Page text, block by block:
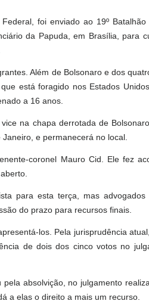
foi enviado ao 19º
da Papuda, em Brasília, para
Além de Bolsonaro e dos
está foragido nos Estados
a 16 anos.
na chapa derrotada de
e permanecerá no local.
coronel Mauro Cid. Ele fez
para esta terça, mas advogados
do prazo para recursos finais.
los. Pela jurisprudência
de dois dos cinco votos no
absolvição, no julgamento
a elas o direito a mais um recurso.